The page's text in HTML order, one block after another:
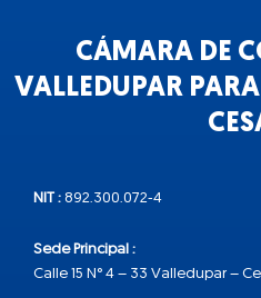
CÁMARA DE
VALLEDUPAR
NIT : 892.300.072-4
Sede Principal :
Calle 15 N° 4 – 33 Valledupar –